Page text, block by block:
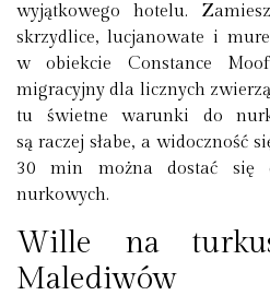
wyjątkowego hotelu.
skrzydlice, lucjanowate i
w obiekcie Constance
migracyjny dla licznych
tu świetne warunki do
są raczej słabe, a widoczność
30 min można dostać się
nurkowych.
Wille na
Malediwów